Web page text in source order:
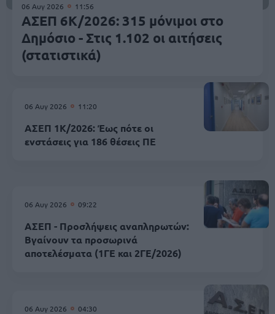
06 Αυγ 2026 11:56
ΑΣΕΠ 6Κ/2026: 315 μόνιμοι στο
Δημόσιο - Στις 1.102 οι αιτήσεις
(στατιστικά)
06 Αυγ 2026 11:20
ΑΣΕΠ 1Κ/2026: Έως πότε οι
ενστάσεις για 186 θέσεις ΠΕ
06 Αυγ 2026 09:22
ΑΣΕΠ - Προσλήψεις αναπληρωτών:
Βγαίνουν τα προσωρινά
αποτελέσματα (1ΓΕ και 2ΓΕ/2026)
06 Αυγ 2026 04:30